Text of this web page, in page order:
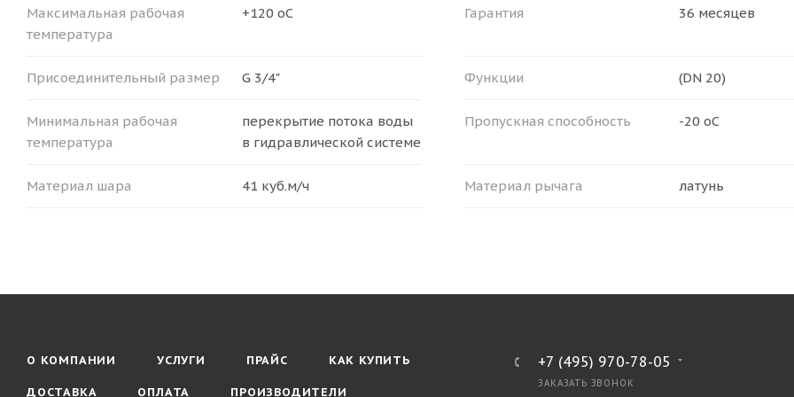
Максимальная рабочая
температура
+120 оС Гарантия 36 месяцев
Присоединительный размер G 3/4" Функции (DN 20)
Минимальная рабочая
температура
перекрытие потока воды
в гидравлической системе
Пропускная способность -20 оС
Материал шара 41 куб.м/ч Материал рычага латунь
О КОМПАНИИ УСЛУГИ ПРАЙС КАК КУПИТЬ
ДОСТАВКА ОПЛАТА ПРОИЗВОДИТЕЛИ
+7 (495) 970-78-05
ЗАКАЗАТЬ ЗВОНОК